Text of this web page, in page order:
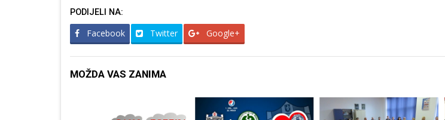
PODIJELI NA:
Facebook Twitter Google+
MOŽDA VAS ZANIMA